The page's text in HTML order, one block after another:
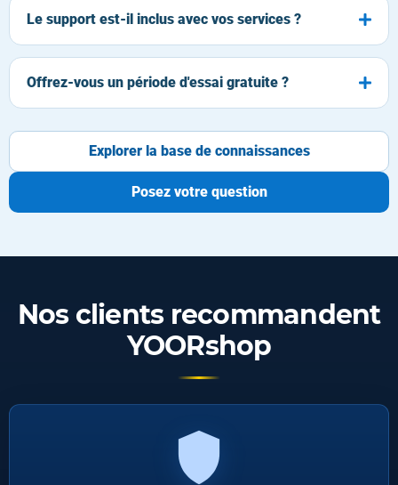
Le support est-il inclus avec vos services ?
Offrez-vous un période d'essai gratuite ?
Explorer la base de connaissances
Posez votre question
Nos clients recommandent
YOORshop